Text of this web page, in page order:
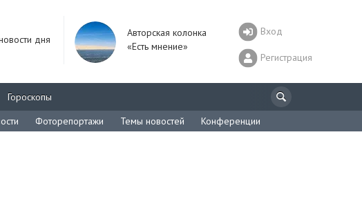
дня
Авторская колонка
«Есть мнение»
Вход
Регистрация
Гороскопы
Фоторепортажи Темы новостей Конференции